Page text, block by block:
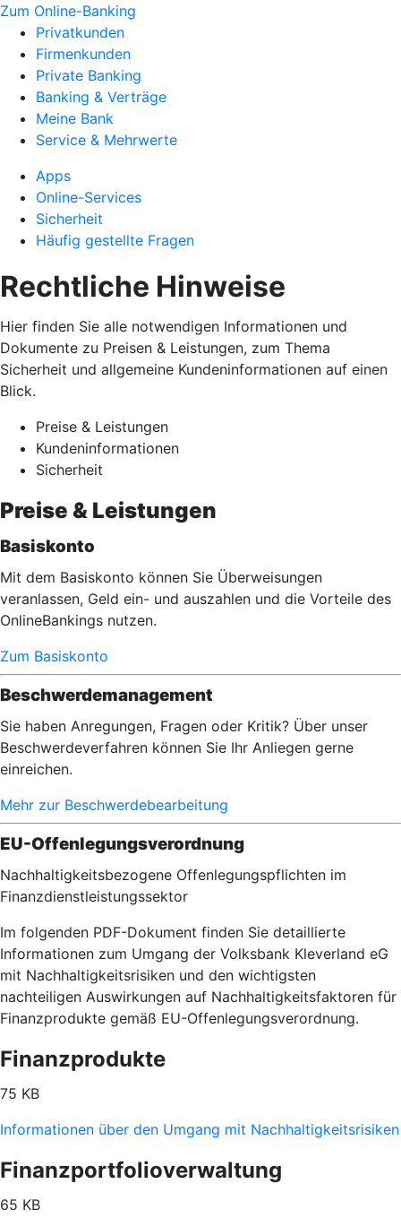
Zum Online-Banking
Privatkunden
Firmenkunden
Private Banking
Banking & Verträge
Meine Bank
Service & Mehrwerte
Apps
Online-Services
Sicherheit
Häufig gestellte Fragen
Rechtliche Hinweise
Hier finden Sie alle notwendigen Informationen und
Dokumente zu Preisen & Leistungen, zum Thema
Sicherheit und allgemeine Kundeninformationen auf einen
Blick.
Preise & Leistungen
Kundeninformationen
Sicherheit
Preise & Leistungen
Basiskonto
Mit dem Basiskonto können Sie Überweisungen
veranlassen, Geld ein- und auszahlen und die Vorteile des
OnlineBankings nutzen.
Zum Basiskonto
Beschwerdemanagement
Sie haben Anregungen, Fragen oder Kritik? Über unser
Beschwerdeverfahren können Sie Ihr Anliegen gerne
einreichen.
Mehr zur Beschwerdebearbeitung
EU-Offenlegungsverordnung
Nachhaltigkeitsbezogene Offenlegungspflichten im
Finanzdienstleistungssektor
Im folgenden PDF-Dokument finden Sie detaillierte
Informationen zum Umgang der Volksbank Kleverland eG
mit Nachhaltigkeitsrisiken und den wichtigsten
nachteiligen Auswirkungen auf Nachhaltigkeitsfaktoren für
Finanzprodukte gemäß EU-Offenlegungsverordnung.
Finanzprodukte
75 KB
Informationen über den Umgang mit Nachhaltigkeitsrisiken
Finanzportfolioverwaltung
65 KB